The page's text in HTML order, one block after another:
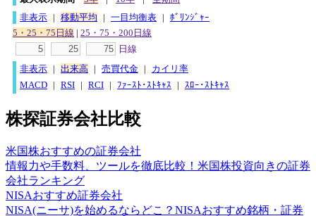
非表示 | 移動平均 | 一目均衡表 | ﾎﾞﾘﾝｼﾞｬｰ
5・25・75日線 | 25・75・200日線
日線
非表示 | 出来高 | 売買代金 |
カイリ率
MACD | RSI | RCI | ﾌｧｰｽﾄ･ｽﾄｷｬｽ | ｽﾛｰ･ｽﾄｷｬｽ
株探証券会社比較
米国株おすすめの証券会社
情報力や手数料、ツールを徹底比較！米国株投資向きの証券
会社ランキング
NISAおすすめ証券会社
NISA(ニーサ)を始めるならどこ？NISAおすすめ銘柄・証券